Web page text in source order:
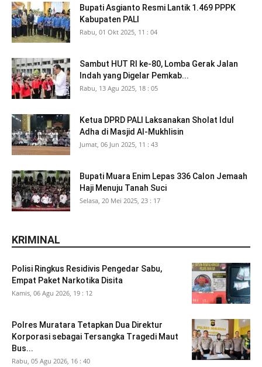
Bupati Asgianto Resmi Lantik 1.469 PPPK
Kabupaten PALI
Rabu, 01 Okt 2025, 11 : 04
Sambut HUT RI ke-80, Lomba Gerak Jalan
Indah yang Digelar Pemkab...
Rabu, 13 Agu 2025, 18 : 05
Ketua DPRD PALI Laksanakan Sholat Idul
Adha di Masjid Al-Mukhlisin
Jumat, 06 Jun 2025, 11 : 43
Bupati Muara Enim Lepas 336 Calon Jemaah
Haji Menuju Tanah Suci
Selasa, 20 Mei 2025, 23 : 17
KRIMINAL
Polisi Ringkus Residivis Pengedar Sabu,
Empat Paket Narkotika Disita
Kamis, 06 Agu 2026, 19 : 12
Polres Muratara Tetapkan Dua Direktur
Korporasi sebagai Tersangka Tragedi Maut
Bus...
Rabu, 05 Agu 2026, 16 : 40